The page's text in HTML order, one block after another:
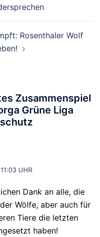
Rosenthaler Wolf
Zusammenspiel
Grüne Liga
UHR
Dank an alle, die
Wölfe, aber auch für
Tiere die letzten
haben!